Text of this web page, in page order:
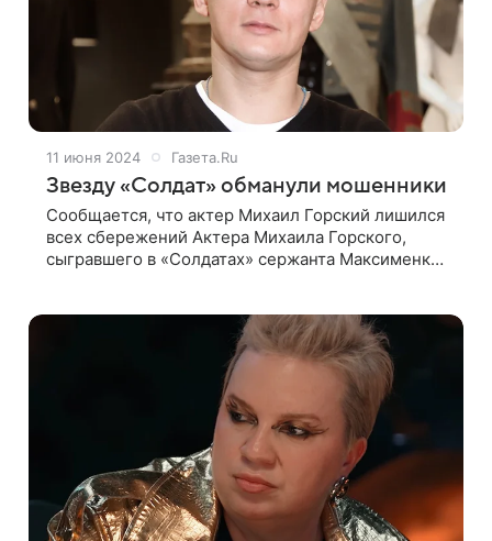
11 июня 2024 Газета.Ru
Звезду «Солдат» обманули мошенники
Сообщается, что актер Михаил Горский лишился
всех сбережений Актера Михаила Горского,
сыгравшего в «Солдатах» сержанта Максименко,